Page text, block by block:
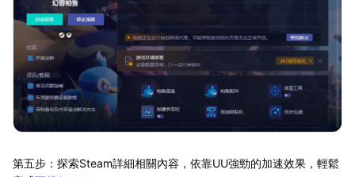
第五步：探索Steam詳細相關內容，依靠UU強勁的加速效果，輕鬆